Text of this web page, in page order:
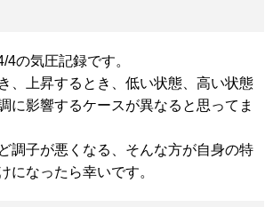
の気圧記録です。
、上昇するとき、低い状態、高い状態
に影響するケースが異なると思ってま
調子が悪くなる、そんな方が自身の特
になったら幸いです。